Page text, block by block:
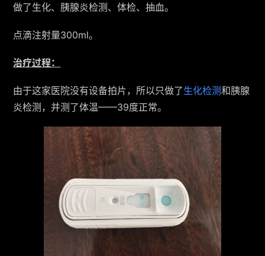
做了生化、胰腺炎检测、体检、抽血。
点滴注射量300ml。
治疗过程：
由于这家医院没有设备拍片，所以只做了生化检测和胰腺
炎检测，并测了体温——39度正常。